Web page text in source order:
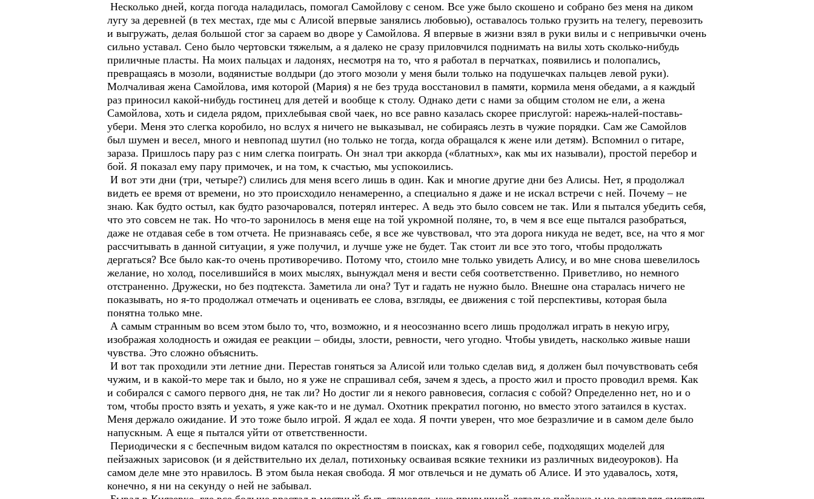
Несколько дней, когда погода наладилась, помогал Самойлову с сеном. Все уже было скошено и собрано без меня на диком
лугу за деревней (в тех местах, где мы с Алисой впервые занялись любовью), оставалось только грузить на телегу, перевозить
и выгружать, делая большой стог за сараем во дворе у Самойлова. Я впервые в жизни взял в руки вилы и с непривычки очень
сильно уставал. Сено было чертовски тяжелым, а я далеко не сразу приловчился поднимать на вилы хоть сколько-нибудь
приличные пласты. На моих пальцах и ладонях, несмотря на то, что я работал в перчатках, появились и полопались,
превращаясь в мозоли, водянистые волдыри (до этого мозоли у меня были только на подушечках пальцев левой руки).
Молчаливая жена Самойлова, имя которой (Мария) я не без труда восстановил в памяти, кормила меня обедами, а я каждый
раз приносил какой-нибудь гостинец для детей и вообще к столу. Однако дети с нами за общим столом не ели, а жена
Самойлова, хоть и сидела рядом, прихлебывая свой чаек, но все равно казалась скорее прислугой: нарежь-налей-поставь-
убери. Меня это слегка коробило, но вслух я ничего не выказывал, не собираясь лезть в чужие порядки. Сам же Самойлов
был шумен и весел, много и невпопад шутил (но только не тогда, когда обращался к жене или детям). Вспомнил о гитаре,
зараза. Пришлось пару раз с ним слегка поиграть. Он знал три аккорда («блатных», как мы их называли), простой перебор и
бой. Я показал ему пару примочек, и на том, к счастью, мы успокоились.
И вот эти дни (три, четыре?) слились для меня всего лишь в один. Как и многие другие дни без Алисы. Нет, я продолжал
видеть ее время от времени, но это происходило ненамеренно, а специально я даже и не искал встречи с ней. Почему – не
знаю. Как будто остыл, как будто разочаровался, потерял интерес. А ведь это было совсем не так. Или я пытался убедить себя,
что это совсем не так. Но что-то заронилось в меня еще на той укромной поляне, то, в чем я все еще пытался разобраться,
даже не отдавая себе в том отчета. Не признаваясь себе, я все же чувствовал, что эта дорога никуда не ведет, все, на что я мог
рассчитывать в данной ситуации, я уже получил, и лучше уже не будет. Так стоит ли все это того, чтобы продолжать
дергаться? Все было как-то очень противоречиво. Потому что, стоило мне только увидеть Алису, и во мне снова шевелилось
желание, но холод, поселившийся в моих мыслях, вынуждал меня и вести себя соответственно. Приветливо, но немного
отстраненно. Дружески, но без подтекста. Заметила ли она? Тут и гадать не нужно было. Внешне она старалась ничего не
показывать, но я-то продолжал отмечать и оценивать ее слова, взгляды, ее движения с той перспективы, которая была
понятна только мне.
А самым странным во всем этом было то, что, возможно, и я неосознанно всего лишь продолжал играть в некую игру,
изображая холодность и ожидая ее реакции – обиды, злости, ревности, чего угодно. Чтобы увидеть, насколько живые наши
чувства. Это сложно объяснить.
И вот так проходили эти летние дни. Перестав гоняться за Алисой или только сделав вид, я должен был почувствовать себя
чужим, и в какой-то мере так и было, но я уже не спрашивал себя, зачем я здесь, а просто жил и просто проводил время. Как
и собирался с самого первого дня, не так ли? Но достиг ли я некого равновесия, согласия с собой? Определенно нет, но и о
том, чтобы просто взять и уехать, я уже как-то и не думал. Охотник прекратил погоню, но вместо этого затаился в кустах.
Меня держало ожидание. И это тоже было игрой. Я ждал ее хода. Я почти уверен, что мое безразличие и в самом деле было
напускным. А еще я пытался уйти от ответственности.
Периодически я с беспечным видом катался по окрестностям в поисках, как я говорил себе, подходящих моделей для
пейзажных зарисовок (и я действительно их делал, потихоньку осваивая всякие техники из различных видеоуроков). На
самом деле мне это нравилось. В этом была некая свобода. Я мог отвлечься и не думать об Алисе. И это удавалось, хотя,
конечно, я ни на секунду о ней не забывал.